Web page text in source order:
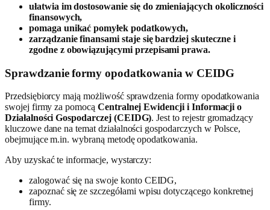
ułatwia im dostosowanie się do zmieniających okoliczności
finansowych,
pomaga unikać pomyłek podatkowych,
zarządzanie finansami staje się bardziej skuteczne i
zgodne z obowiązującymi przepisami prawa.
Sprawdzanie formy opodatkowania w CEIDG
Przedsiębiorcy mają możliwość sprawdzenia formy opodatkowania
swojej firmy za pomocą Centralnej Ewidencji i Informacji o
Działalności Gospodarczej (CEIDG). Jest to rejestr gromadzący
kluczowe dane na temat działalności gospodarczych w Polsce,
obejmujące m.in. wybraną metodę opodatkowania.
Aby uzyskać te informacje, wystarczy:
zalogować się na swoje konto CEIDG,
zapoznać się ze szczegółami wpisu dotyczącego konkretnej
firmy.